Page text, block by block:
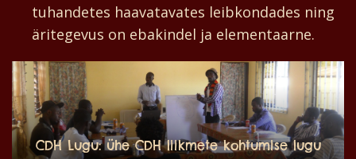
tuhandetes haavatavates leibkondades ning
äritegevus on ebakindel ja elementaarne.
CDH Lugu: ühe CDH liikmete kohtumise lugu